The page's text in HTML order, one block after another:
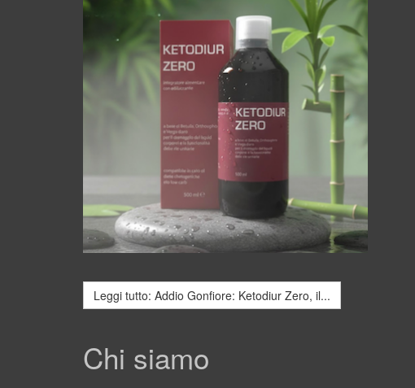
Leggi tutto: Addio Gonfiore: Ketodiur Zero, il...
Chi siamo